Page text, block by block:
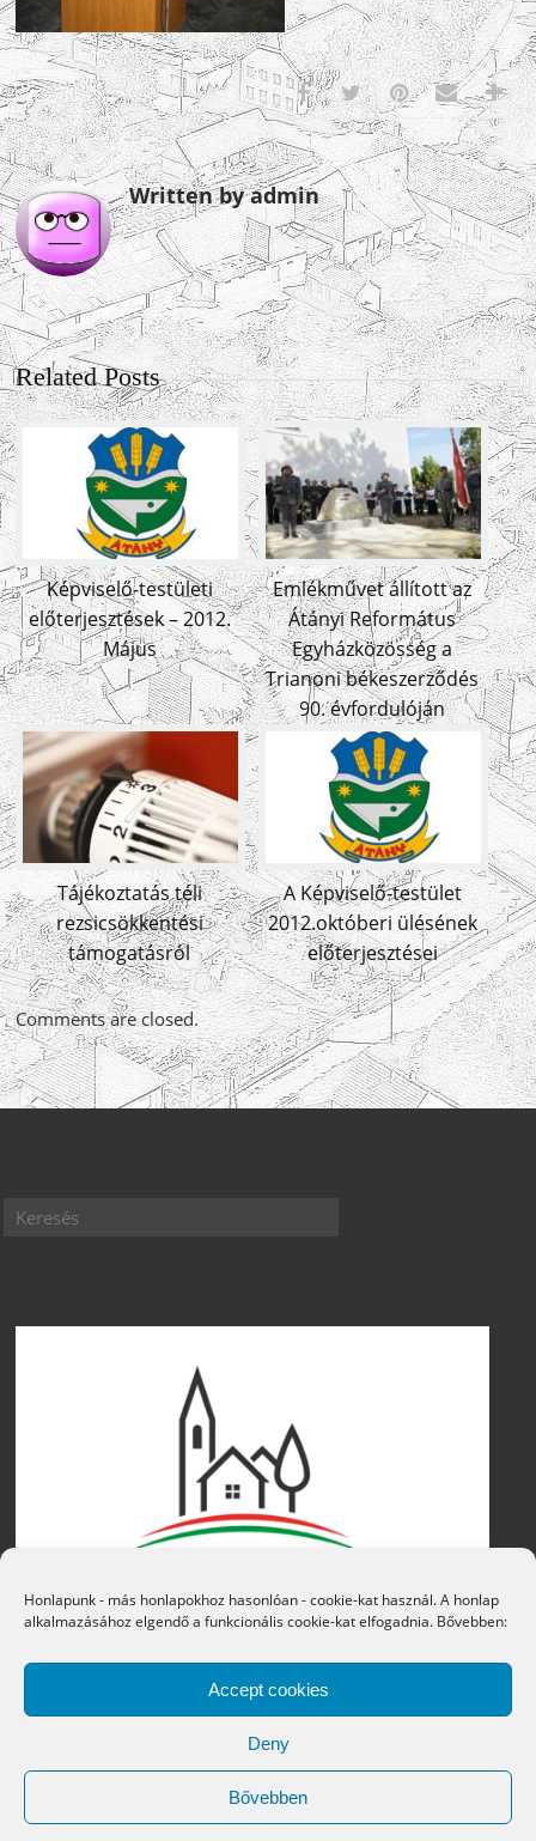
Honlapunk - más honlapokhoz hasonlóan - cookie-kat használ. A honlap
alkalmazásához elgendő a funkcionális cookie-kat elfogadnia. Bővebben:
Accept cookies
Deny
Bővebben
Written by admin
Related Posts
Képviselő-testületi
előterjesztések – 2012.
Május
Emlékművet állított az
Átányi Református
Egyházközösség a
Trianoni békeszerződés
90. évfordulóján
Tájékoztatás téli
rezsicsökkentési
támogatásról
A Képviselő-testület
2012.októberi ülésének
előterjesztései
Comments are closed.